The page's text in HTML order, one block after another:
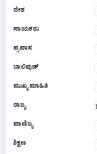
ದೇಶ
ನಾಯಕರು
ಪ್ರವಾಸ
ಬಾಲಿವುಡ್
ಮುಖ್ಯ ಮಾಹಿತಿ
ರಾಜ್ಯ
ವಾಣಿಜ್ಯ
ಶಿಕ್ಷಣ